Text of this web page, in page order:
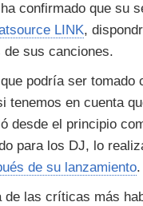
confirmado que su
LINK,
de sus canciones.
podría ser tomado
tenemos en cuenta
desde el principio
para los DJ, lo
de su lanzamiento.
de las críticas más